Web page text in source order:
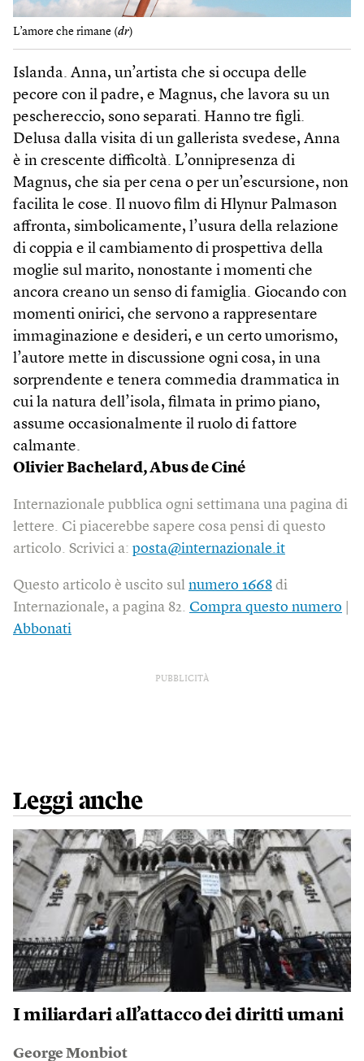
L’amore che rimane (dr)
Islanda. Anna, un’artista che si occupa delle
pecore con il padre, e Magnus, che lavora su un
peschereccio, sono separati. Hanno tre figli.
Delusa dalla visita di un gallerista svedese, Anna
è in crescente difficoltà. L’onnipresenza di
Magnus, che sia per cena o per un’escursione, non
facilita le cose. Il nuovo film di Hlynur Palmason
affronta, simbolicamente, l’usura della relazione
di coppia e il cambiamento di prospettiva della
moglie sul marito, nonostante i momenti che
ancora creano un senso di famiglia. Giocando con
momenti onirici, che servono a rappresentare
immaginazione e desideri, e un certo umorismo,
l’autore mette in discussione ogni cosa, in una
sorprendente e tenera commedia drammatica in
cui la natura dell’isola, filmata in primo piano,
assume occasionalmente il ruolo di fattore
calmante.
Olivier Bachelard, Abus de Ciné
Internazionale pubblica ogni settimana una pagina di
lettere. Ci piacerebbe sapere cosa pensi di questo
articolo. Scrivici a: posta@internazionale.it
Questo articolo è uscito sul numero 1668 di
Internazionale, a pagina 82. Compra questo numero
Abbonati
PUBBLICITÀ
Leggi anche
I miliardari all’attacco dei diritti umani
George Monbiot